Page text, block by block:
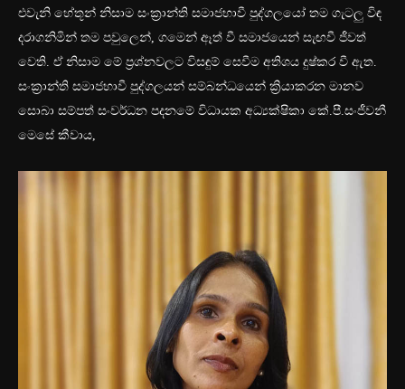
එවැනි හේතූන් නිසාම සංක්‍රාන්ති සමාජභාවී පුද්ගලයෝ තම ගැටලු විඳ
දරාගනිමින් තම පවුලෙන්, ගමෙන් ඈත් වී සමාජයෙන් සැඟවී ජීවත්
වෙති. ඒ නිසාම මේ ප්‍රශ්නවලට විසඳුම් සෙවීම අතිශය දුෂ්කර වී ඇත.
සංක්‍රාන්ති සමාජභාවී පුද්ගලයන් සම්බන්ධයෙන් ක්‍රියාකරන මානව
සොබා සම්පත් සංවර්ධන පදනමේ විධායක අධ්‍යක්ෂිකා කේ.පී.සංජීවනී
මෙසේ කීවාය,